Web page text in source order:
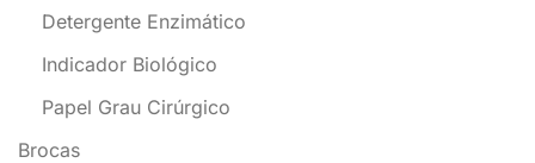
Detergente Enzimático
Indicador Biológico
Papel Grau Cirúrgico
Brocas